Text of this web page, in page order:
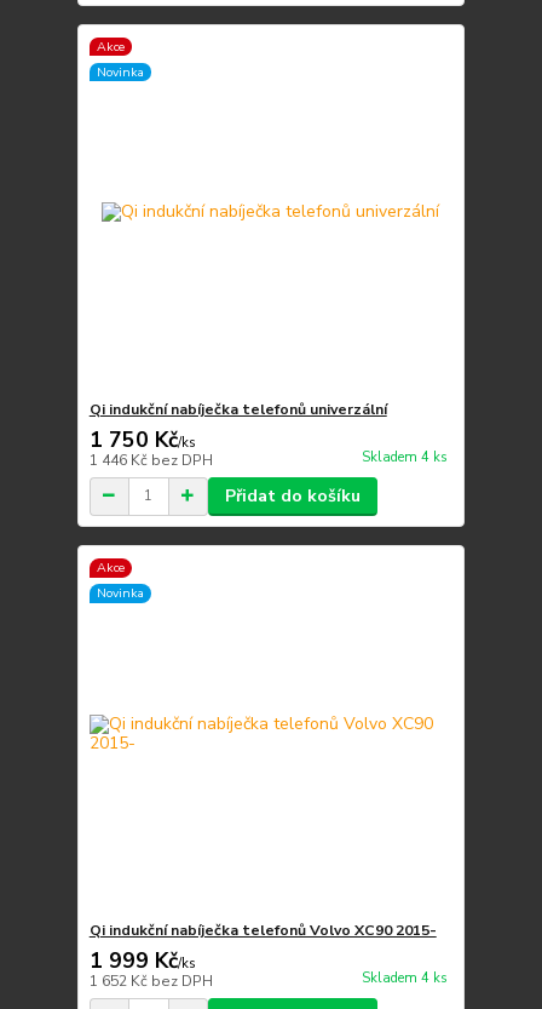
Akce
Novinka
Qi indukční nabíječka telefonů univerzální
1 750 Kč/ks
1 446 Kč bez DPH Skladem 4 ks
Přidat do košíku
Akce
Novinka
Qi indukční nabíječka telefonů Volvo XC90 2015-
1 999 Kč/ks
1 652 Kč bez DPH Skladem 4 ks